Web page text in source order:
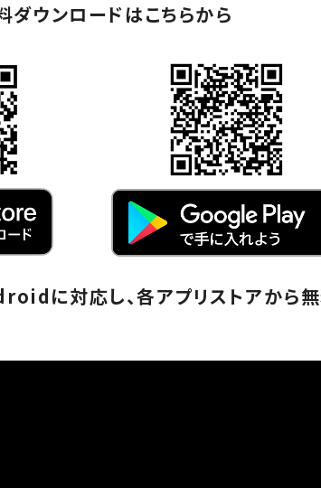
ダウンロードはこちらから
に対応し、各アプリストアから無